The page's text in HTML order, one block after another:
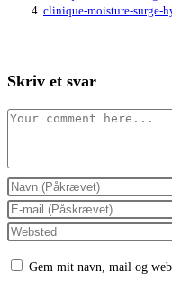
clinique-moisture-surge-
Skriv et svar
Comment
Enter
your
name
Enter
your
Enter
Gem mit navn, mail og